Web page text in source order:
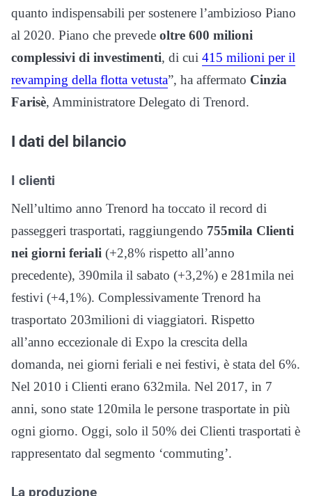
quanto indispensabili per sostenere l’ambizioso Piano
al 2020. Piano che prevede oltre 600 milioni
complessivi di investimenti, di cui 415 milioni per il
revamping della flotta vetusta”, ha affermato Cinzia
Farisè, Amministratore Delegato di Trenord.
I dati del bilancio
I clienti
Nell’ultimo anno Trenord ha toccato il record di
passeggeri trasportati, raggiungendo 755mila Clienti
nei giorni feriali (+2,8% rispetto all’anno
precedente), 390mila il sabato (+3,2%) e 281mila nei
festivi (+4,1%). Complessivamente Trenord ha
trasportato 203milioni di viaggiatori. Rispetto
all’anno eccezionale di Expo la crescita della
domanda, nei giorni feriali e nei festivi, è stata del 6%.
Nel 2010 i Clienti erano 632mila. Nel 2017, in 7
anni, sono state 120mila le persone trasportate in più
ogni giorno. Oggi, solo il 50% dei Clienti trasportati è
rappresentato dal segmento ‘commuting’.
La produzione